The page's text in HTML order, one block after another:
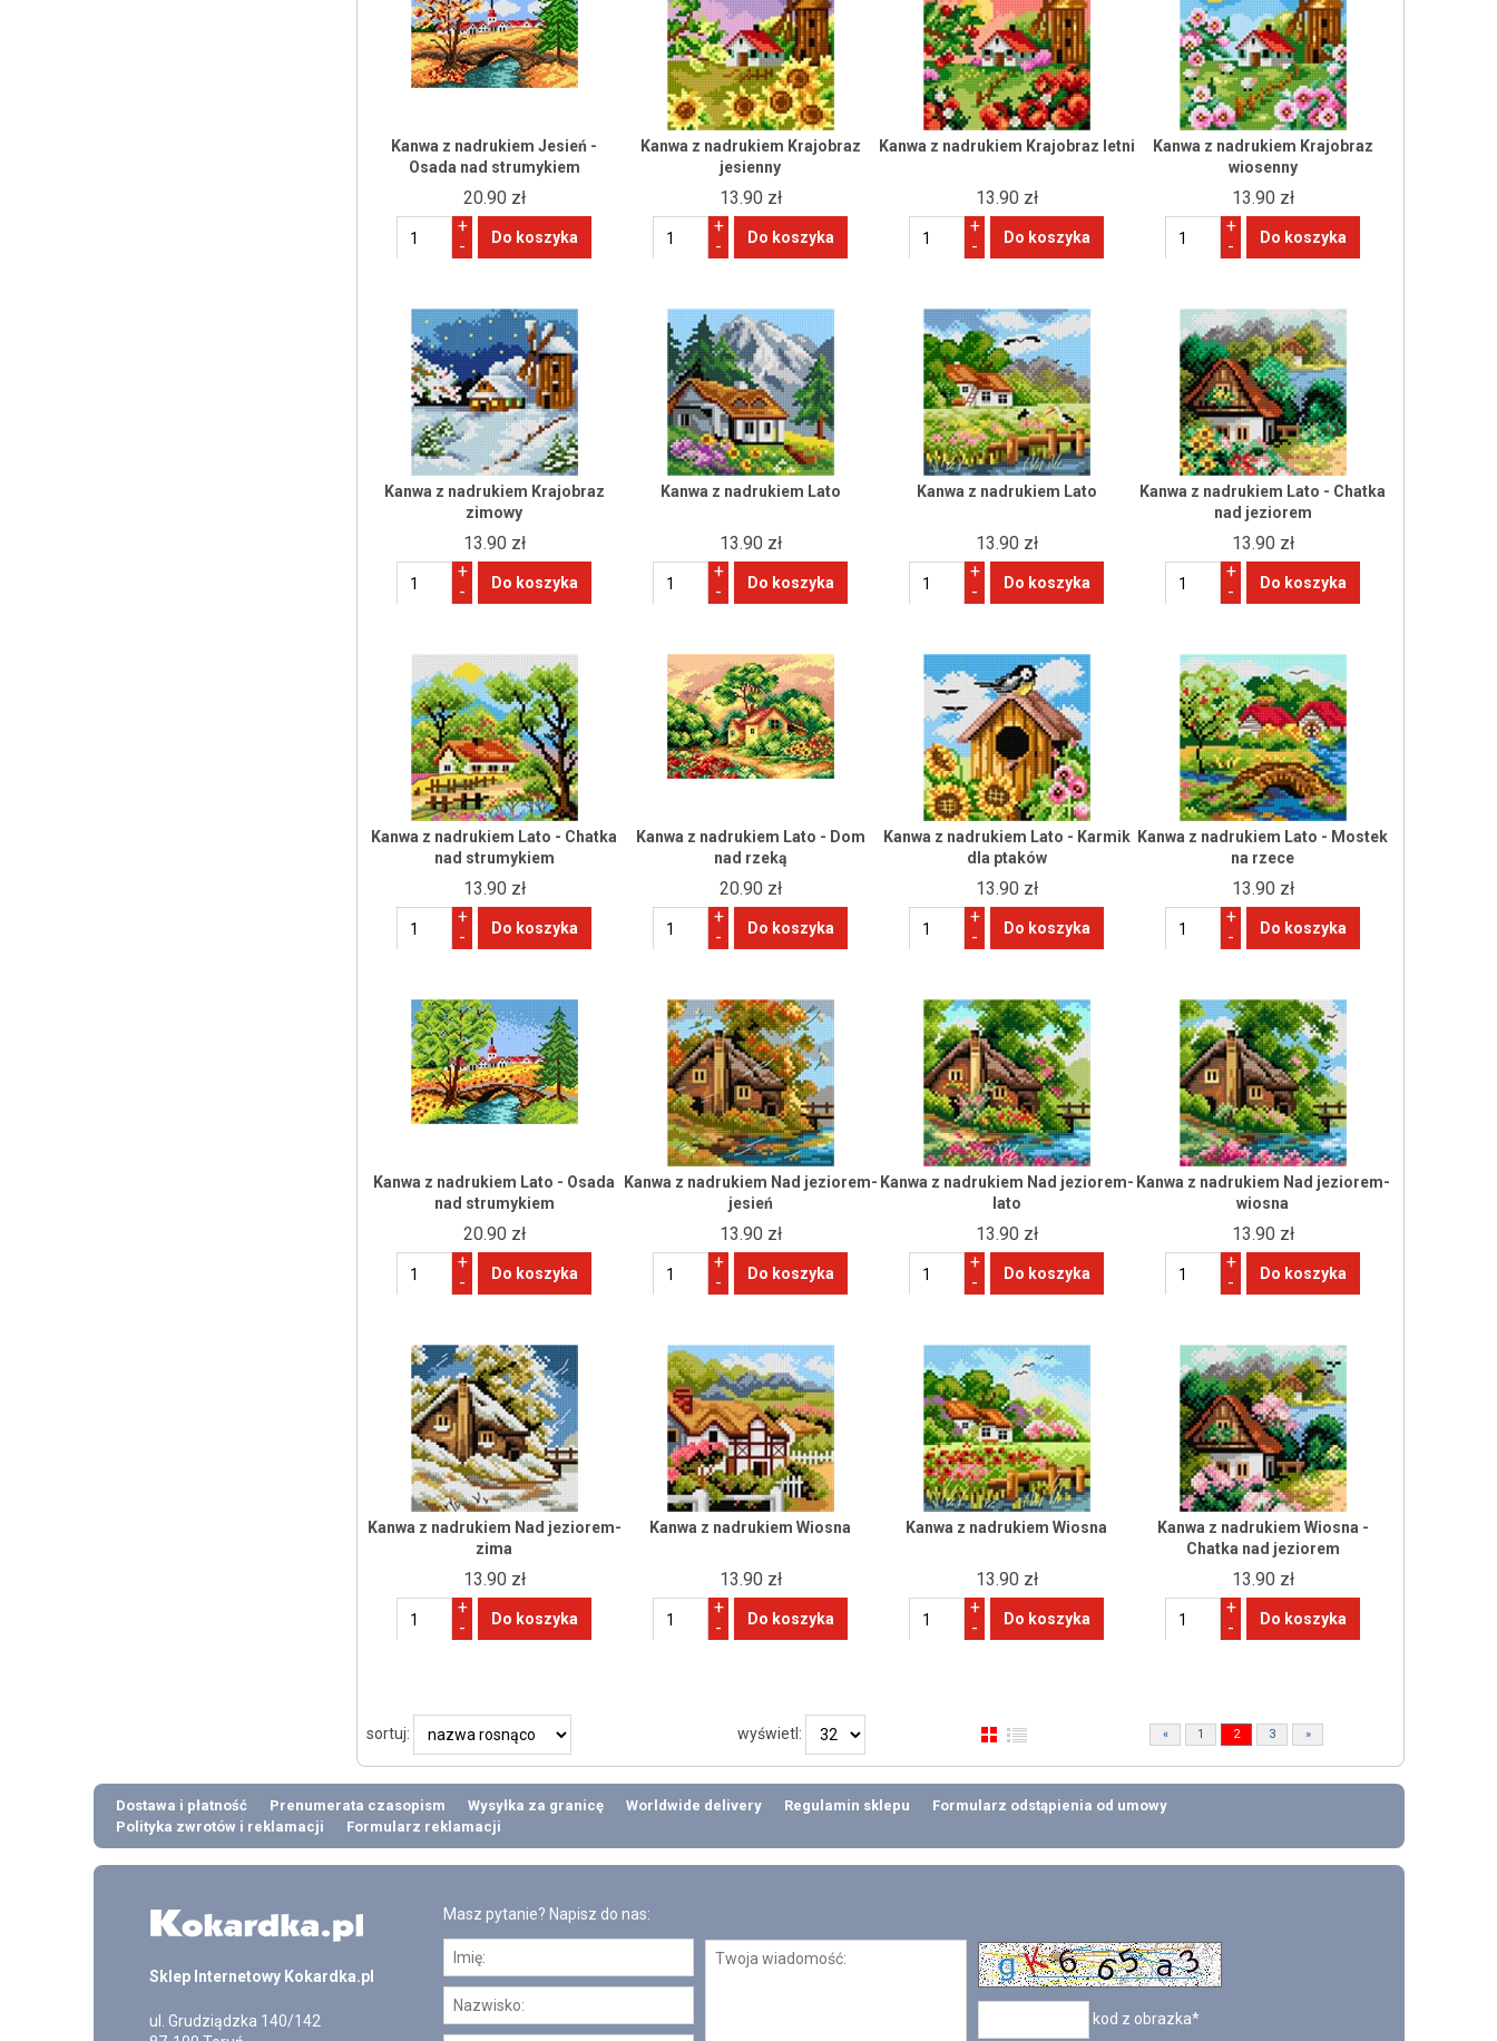
Kanwa z nadrukiem Jesień -
Osada nad strumykiem
20.90 zł
+
-
Kanwa z nadrukiem Krajobraz
jesienny
13.90 zł
+
-
Kanwa z nadrukiem Krajobraz letni
13.90 zł
+
-
Kanwa z nadrukiem Krajobraz
wiosenny
13.90 zł
+
-
Kanwa z nadrukiem Krajobraz
zimowy
13.90 zł
+
-
Kanwa z nadrukiem Lato
13.90 zł
+
-
Kanwa z nadrukiem Lato
13.90 zł
+
-
Kanwa z nadrukiem Lato - Chatka
nad jeziorem
13.90 zł
+
-
Kanwa z nadrukiem Lato - Chatka
nad strumykiem
13.90 zł
+
-
Kanwa z nadrukiem Lato - Dom
nad rzeką
20.90 zł
+
-
Kanwa z nadrukiem Lato - Karmik
dla ptaków
13.90 zł
+
-
Kanwa z nadrukiem Lato - Mostek
na rzece
13.90 zł
+
-
Kanwa z nadrukiem Lato - Osada
nad strumykiem
20.90 zł
+
-
Kanwa z nadrukiem Nad jeziorem-
jesień
13.90 zł
+
-
Kanwa z nadrukiem Nad jeziorem-
lato
13.90 zł
+
-
Kanwa z nadrukiem Nad jeziorem-
wiosna
13.90 zł
+
-
Kanwa z nadrukiem Nad jeziorem-
zima
13.90 zł
+
-
Kanwa z nadrukiem Wiosna
13.90 zł
+
-
Kanwa z nadrukiem Wiosna
13.90 zł
+
-
Kanwa z nadrukiem Wiosna -
Chatka nad jeziorem
13.90 zł
+
-
sortuj: wyświetl: « 1 2 3 »
Dostawa i płatność Prenumerata czasopism Wysyłka za granicę Worldwide delivery Regulamin sklepu
Formularz odstąpienia od umowy
Polityka zwrotów i reklamacji
Formularz reklamacji
Sklep Internetowy Kokardka.pl
ul. Grudziądzka 140/142
Masz pytanie? Napisz do nas:
kod z obrazka*